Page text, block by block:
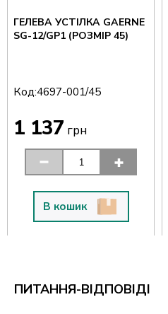
ГЕЛЕВА УСТІЛКА GAERNE
SG-12/GP1 (РОЗМІР 45)
Код:4697-001/45
1 137 грн
В кошик
ПИТАННЯ-ВІДПОВІДІ